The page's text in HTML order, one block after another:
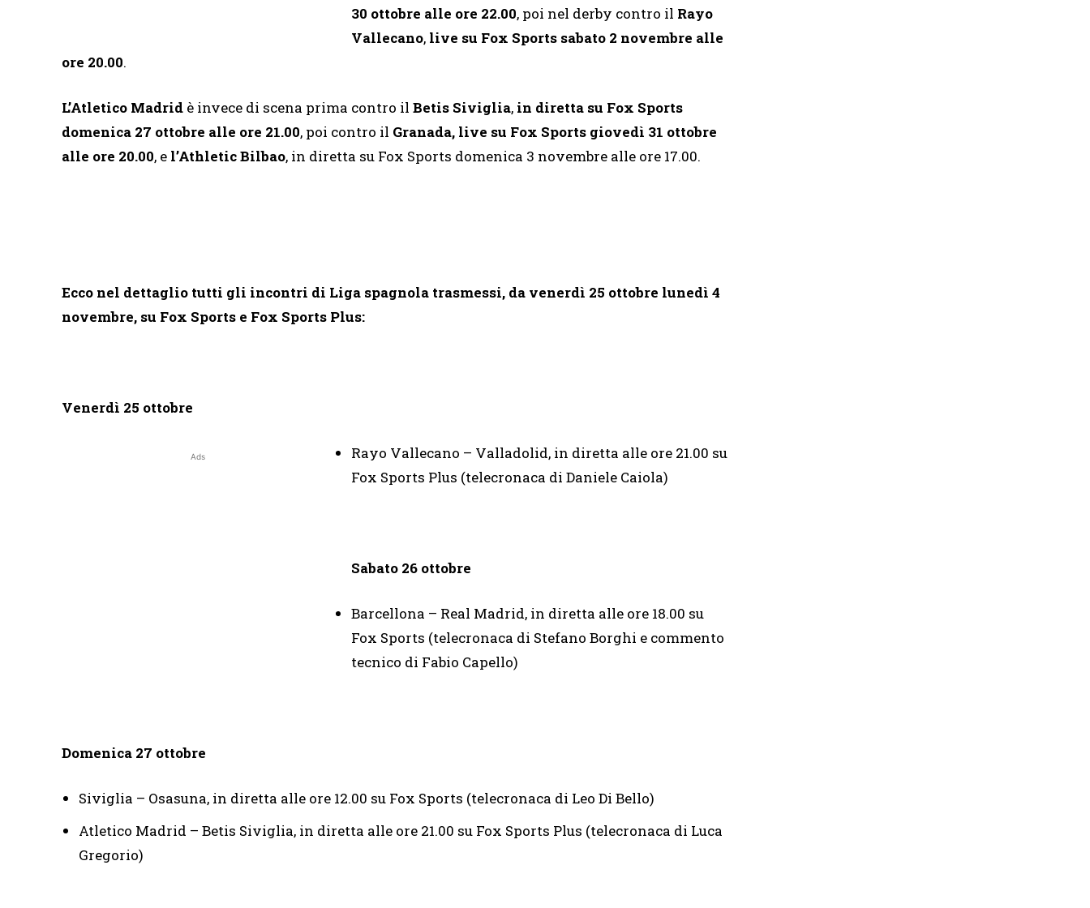
30 ottobre alle ore 22.00, poi nel derby contro il Rayo
Vallecano, live su Fox Sports sabato 2 novembre alle
ore 20.00.
L’Atletico Madrid è invece di scena prima contro il Betis Siviglia, in diretta su Fox Sports
domenica 27 ottobre alle ore 21.00, poi contro il Granada, live su Fox Sports giovedì 31 ottobre
alle ore 20.00, e l’Athletic Bilbao, in diretta su Fox Sports domenica 3 novembre alle ore 17.00.
Ecco nel dettaglio tutti gli incontri di Liga spagnola trasmessi, da venerdì 25 ottobre lunedì 4
novembre, su Fox Sports e Fox Sports Plus:
Venerdì 25 ottobre
Ads
Rayo Vallecano – Valladolid, in diretta alle ore 21.00 su
Fox Sports Plus (telecronaca di Daniele Caiola)
Sabato 26 ottobre
Barcellona – Real Madrid, in diretta alle ore 18.00 su
Fox Sports (telecronaca di Stefano Borghi e commento
tecnico di Fabio Capello)
Domenica 27 ottobre
Siviglia – Osasuna, in diretta alle ore 12.00 su Fox Sports (telecronaca di Leo Di Bello)
Atletico Madrid – Betis Siviglia, in diretta alle ore 21.00 su Fox Sports Plus (telecronaca di Luca
Gregorio)